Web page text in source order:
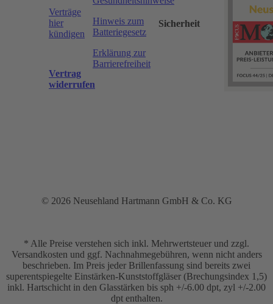
Verträge
hier
kündigen
Vertrag
widerrufen
Hinweis zum
Batteriegesetz
Erklärung zur
Barrierefreiheit
Sicherheit
© 2026 Neusehland Hartmann GmbH & Co. KG
* Alle Preise verstehen sich inkl. Mehrwertsteuer und zzgl.
Versandkosten und ggf. Nachnahmegebühren, wenn nicht anders
beschrieben. Im Preis jeder Brillenfassung sind bereits zwei
superentspiegelte Einstärken-Kunststoffgläser (Brechungsindex 1,5)
inkl. Hartschicht in den Glasstärken bis sph +/-6.00 dpt, zyl +/-2.00
dpt enthalten.